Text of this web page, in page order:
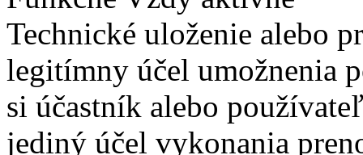
Technické uloženie alebo
legitímny účel umožnenia
si účastník alebo
jediný účel vykonania